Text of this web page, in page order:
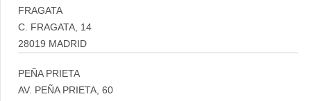
FRAGATA
C. FRAGATA, 14
28019 MADRID
PEÑA PRIETA
AV. PEÑA PRIETA, 60